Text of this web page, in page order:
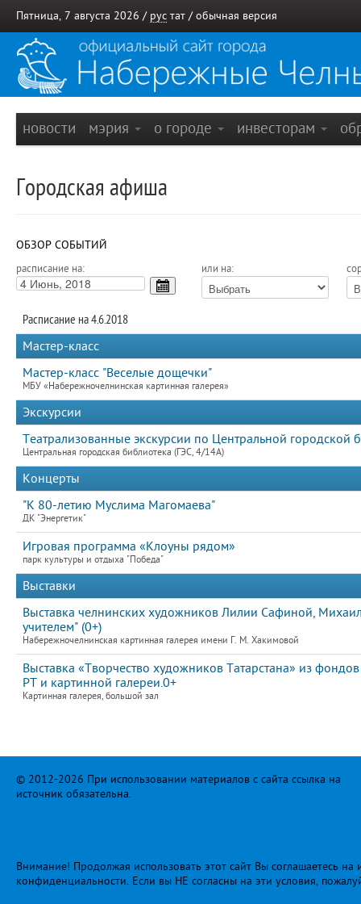
Пятница, 7 августа 2026 / рус тат / обычная версия
новости мэрия о городе инвесторам
Городская афиша
ОБЗОР СОБЫТИЙ
расписание на: или на:
Расписание на 4.6.2018
Мастер-класс
Мастер-класс "Веселые дощечки"
МБУ «Набережночелнинская картинная галерея»
Экскурсии
Театрализованные экскурсии по Центральной городской
Центральная городская библиотека (ГЭС, 4/14А)
Концерты
"К 80-летию Муслима Магомаева"
ДК "Энергетик"
Игровая программа «Клоуны рядом»
парк культуры и отдыха "Победа"
Выставки
Выставка челнинских художников Лилии Сафиной,
учителем" (0+)
Набережночелнинская картинная галерея имени Г. М. Хакимовой
Выставка «Творчество художников Татарстана» из
РТ и картинной галереи.0+
Картинная галерея, большой зал
© 2012-2026 При использовании материалов с сайта ссылка на
источник обязательна.
Внимание! Продолжая использовать этот сайт Вы соглашаетесь
конфиденциальности. Если вы НЕ согласны на эти условия,